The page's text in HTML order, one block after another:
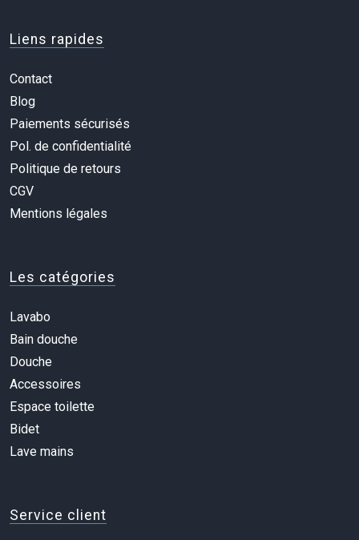
Liens rapides
Contact
Blog
Paiements sécurisés
Pol. de confidentialité
Politique de retours
CGV
Mentions légales
Les catégories
Lavabo
Bain douche
Douche
Accessoires
Espace toilette
Bidet
Lave mains
Service client